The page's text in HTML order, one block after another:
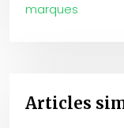
marques
Articles